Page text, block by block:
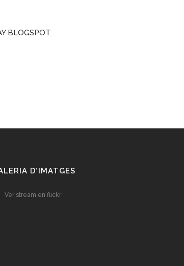
BLOGSPOT
D’IMATGES
Ver stream en flickr